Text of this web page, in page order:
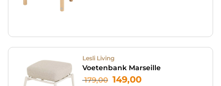
Lesli Living
Voetenbank Marseille
179,00 149,00